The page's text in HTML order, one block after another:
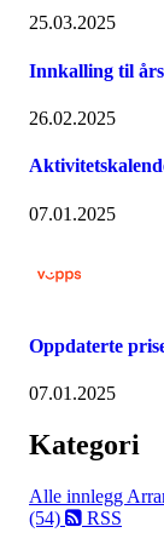
25.03.2025
Innkalling til
26.02.2025
07.01.2025
Oppdaterte
07.01.2025
Kategori
Alle innlegg
(54)
RSS